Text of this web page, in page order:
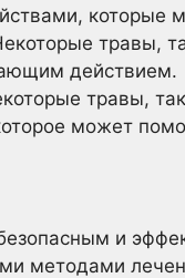
которые
травы,
действием.
травы,
может
и
методами